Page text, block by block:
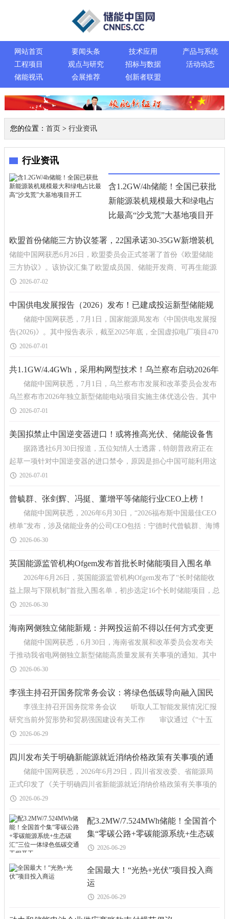
网站首页 要闻头条 技术应用
产品与系统
工程项目
观点与研究 招标与数据
活动动态
储能视讯
会展推荐 创新者联盟
您的位置： 首页> 行业资讯
行业资讯
含1.2GW/4h储能！全国已获批
新能源装机规模最大和绿电占
比最高“沙戈荒”大基地项目开
欧盟首份储能三方协议签署，22国承诺30-35GW新增装机
目标
储能中国网获悉6月26日，欧盟委员会正式签署了首份《欧盟储能
三方协议》。该协议汇集了欧盟成员国、储能开发商、可再生能源
生产商、能源密集型产业以及金融机构，各方
2026-07-02
中国供电发展报告（2026）发布！已建成投运新型储能规
模136GW/351GWh，全国虚拟电厂项目470个
储能中国网获悉，7月1日，国家能源局发布《中国供电发展报
告(2026)》。其中报告表示，截至2025年底，全国虚拟电厂项目470
个，同比增加近两百多家，经测试的最大调节能力达到1685万
2026-07-01
共1.1GW/4.4GWh，采用构网型技术！乌兰察布启动2026年
独立储能项目实施主体优选
储能中国网获悉，7月1日，乌兰察布市发展和改革委员会发布
乌兰察布市2026年独立新型储能电站项目实施主体优选公告。其中
表示，本次优选总规模110万千瓦/440万千瓦时，单个储能
2026-07-01
美国拟禁止中国逆变器进口！或将推高光伏、储能设备售
据路透社6月30日报道，五位知情人士透露，特朗普政府正在
起草一项针对中国逆变器的进口禁令，原因是担心中国可能利用这
些将太阳能项目和电池接入电网的设备来干扰电力供应。
2026-07-01
曾毓群、张剑辉、冯挺、董增平等储能行业CEO上榜！
2026福布斯中国最佳CEO榜单发布
储能中国网获悉，2026年6月30日，“2026福布斯中国最佳CEO
榜单”发布，涉及储能业务的公司CEO包括：宁德时代曾毓群、海博
思创张剑辉、瑞浦兰钧冯挺、思源电气董增平
2026-06-30
英国能源监管机构Ofgem发布首批长时储能项目入围名单
2026年6月26日，英国能源监管机构Ofgem发布了“长时储能收
益上限与下限机制”首批入围名单，初步选定16个长时储能项目，总
容量达7.6GW，储能时长覆盖 8 至30 小时。
2026-06-30
海南网侧独立储能新规：并网投运前不得以任何方式变更
投资主体，配储转为网侧储能不纳入容量电价补偿
储能中国网获悉，6月30日，海南省发展和改革委员会发布关
于推动我省电网侧独立新型储能高质量发展有关事项的通知。其中
指出，纳入动态清单的项目，并网投运前不得改变项目股东
2026-06-30
李强主持召开国务院常务会议：将绿色低碳导向融入国民
经济循环各领域各环节
李强主持召开国务院常务会议 听取人工智能发展情况汇报
研究当前外贸形势和贸易强国建设有关工作 审议通过《“十五
五”碳达峰行动方案》和《国民健康&
2026-06-29
四川发布关于明确新能源就近消纳价格政策有关事项的通
储能中国网获悉，2026年6月29日，四川省发改委、省能源局
正式印发了《关于明确四川省新能源就近消纳价格政策有关事项的
通知》，就近消纳项目公平承担输配电费、系统运行费等
2026-06-29
配3.2MW/7.524MWh储能！全国首个
集“零碳公路+零碳能源系统+生态碳
汇”三位一体绿色低碳交通工程开工
2026-06-29
全国最大！“光热+光伏”项目投入商
运
2026-06-29